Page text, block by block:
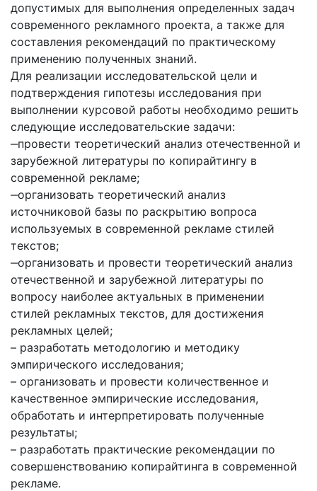
допустимых для выполнения определенных задач
современного рекламного проекта, а также для
составления рекомендаций по практическому
применению полученных знаний.
Для реализации исследовательской цели и
подтверждения гипотезы исследования при
выполнении курсовой работы необходимо решить
следующие исследовательские задачи:
‒провести теоретический анализ отечественной и
зарубежной литературы по копирайтингу в
современной рекламе;
‒организовать теоретический анализ
источниковой базы по раскрытию вопроса
используемых в современной рекламе стилей
текстов;
‒организовать и провести теоретический анализ
отечественной и зарубежной литературы по
вопросу наиболее актуальных в применении
стилей рекламных текстов, для достижения
рекламных целей;
– разработать методологию и методику
эмпирического исследования;
– организовать и провести количественное и
качественное эмпирические исследования,
обработать и интерпретировать полученные
результаты;
– разработать практические рекомендации по
совершенствованию копирайтинга в современной
рекламе.